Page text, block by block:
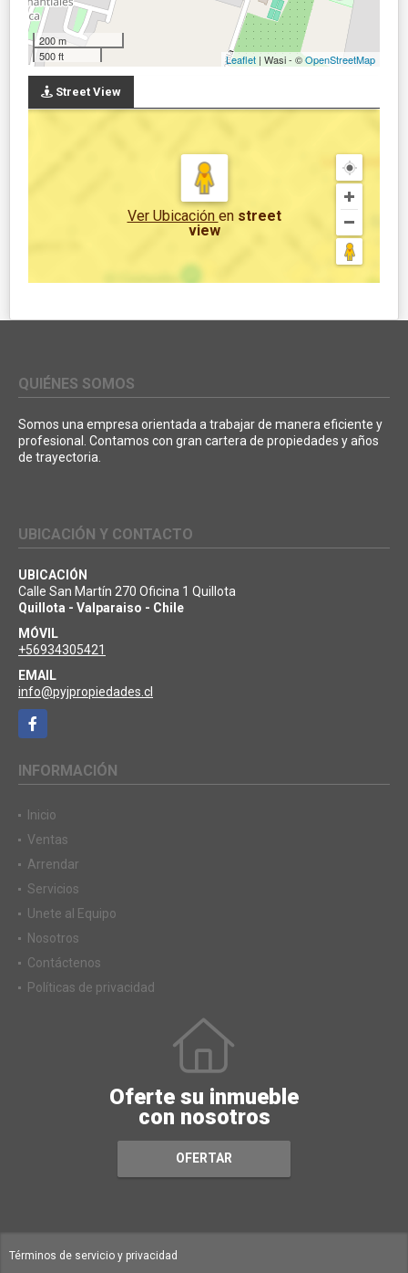
200 m
500 ft
Leaflet | Wasi - ©OpenStreetMap
Street View
Ver Ubicación en street
view
QUIÉNES SOMOS
Somos una empresa orientada a trabajar de manera eficiente y
profesional. Contamos con gran cartera de propiedades y años
de trayectoria.
UBICACIÓN Y CONTACTO
UBICACIÓN
Calle San Martín 270 Oficina 1 Quillota
Quillota - Valparaiso - Chile
MÓVIL
+56934305421
EMAIL
info@pyjpropiedades.cl
Facebook
INFORMACIÓN
Inicio
Ventas
Arrendar
Servicios
Unete al Equipo
Nosotros
Contáctenos
Políticas de privacidad
Oferte su inmueble
con nosotros
OFERTAR
Términos de servicio y privacidad